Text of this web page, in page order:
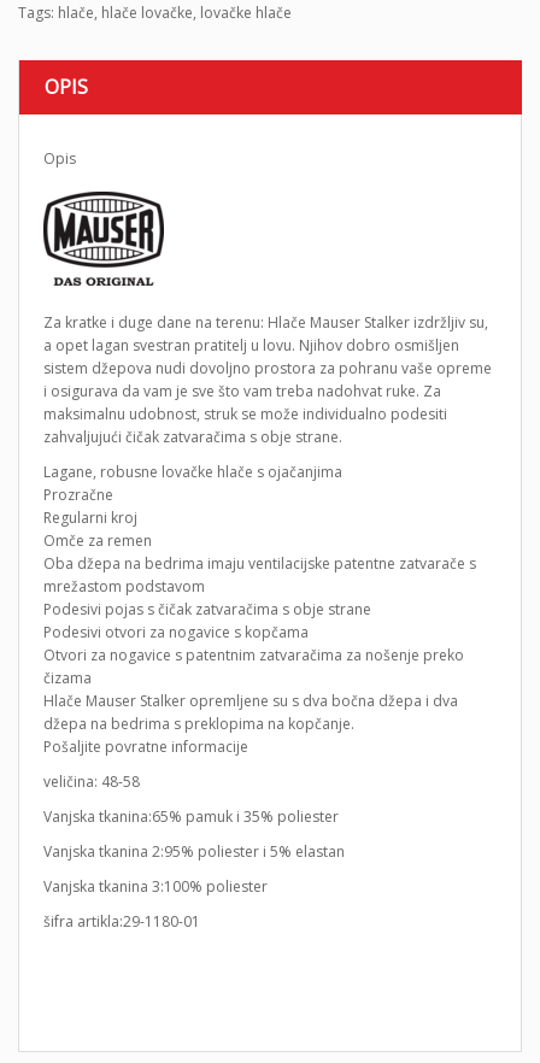
Tags: hlače, hlače lovačke, lovačke hlače
OPIS
Opis
Za kratke i duge dane na terenu: Hlače Mauser Stalker izdržljiv su,
a opet lagan svestran pratitelj u lovu. Njihov dobro osmišljen
sistem džepova nudi dovoljno prostora za pohranu vaše opreme
i osigurava da vam je sve što vam treba nadohvat ruke. Za
maksimalnu udobnost, struk se može individualno podesiti
zahvaljujući čičak zatvaračima s obje strane.
Lagane, robusne lovačke hlače s ojačanjima
Prozračne
Regularni kroj
Omče za remen
Oba džepa na bedrima imaju ventilacijske patentne zatvarače s
mrežastom podstavom
Podesivi pojas s čičak zatvaračima s obje strane
Podesivi otvori za nogavice s kopčama
Otvori za nogavice s patentnim zatvaračima za nošenje preko
čizama
Hlače Mauser Stalker opremljene su s dva bočna džepa i dva
džepa na bedrima s preklopima na kopčanje.
Pošaljite povratne informacije
veličina: 48-58
Vanjska tkanina:65% pamuk i 35% poliester
Vanjska tkanina 2:95% poliester i 5% elastan
Vanjska tkanina 3:100% poliester
šifra artikla:29-1180-01